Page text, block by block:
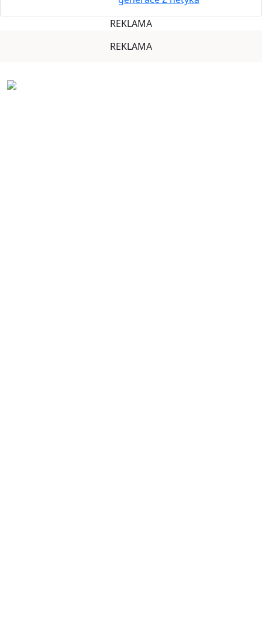
REKLAMA
REKLAMA